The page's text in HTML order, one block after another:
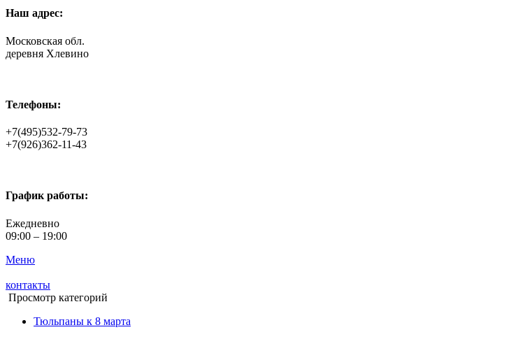
Наш адрес:
Московская обл.
деревня Хлевино
Телефоны:
+7(495)532-79-73
+7(926)362-11-43
График работы:
Ежедневно
09:00 – 19:00
Меню
контакты
Просмотр категорий
Тюльпаны к 8 марта